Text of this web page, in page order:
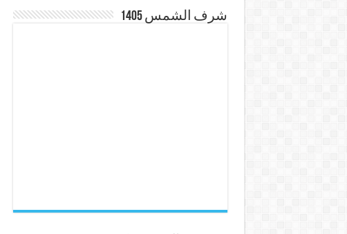
ختم سوره تکاثر برای جذب ثروت –
دعا قدرت و توانمندی – دعا برای
دعای ابودردا برای در امان ماندن از
شرف الشمس 1405